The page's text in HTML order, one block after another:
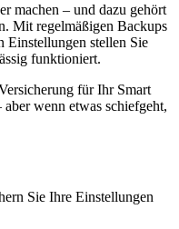
machen – und dazu gehört
Mit regelmäßigen Backups
Einstellungen stellen Sie
funktioniert.
für Ihr Smart
wenn etwas schiefgeht,
Sie Ihre Einstellungen